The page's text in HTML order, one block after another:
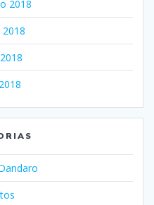
2018